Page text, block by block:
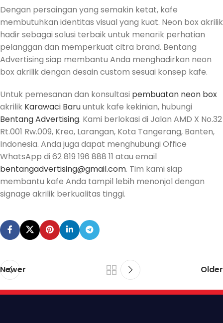
Dengan persaingan yang semakin ketat, kafe
membutuhkan identitas visual yang kuat. Neon box akrilik
hadir sebagai solusi terbaik untuk menarik perhatian
pelanggan dan memperkuat citra brand. Bentang
Advertising siap membantu Anda menghadirkan neon
box akrilik dengan desain custom sesuai konsep kafe.
Untuk pemesanan dan konsultasi pembuatan neon box
akrilik Karawaci Baruuntuk kafe kekinian, hubungi
Bentang Advertising. Kami berlokasi di Jalan AMD X No.32
Rt.001 Rw.009, Kreo, Larangan, Kota Tangerang, Banten,
Indonesia. Anda juga dapat menghubungi Office
WhatsApp di 62 819 196 888 11 atau email
bentangadvertising@gmail.com. Tim kami siap
membantu kafe Anda tampil lebih menonjol dengan
signage akrilik berkualitas tinggi.
Newer Older